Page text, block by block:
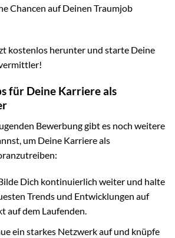
Chancen auf Deinen Traumjob
kostenlos herunter und starte Deine
für Deine Karriere als
Bewerbung gibt es noch weitere
um Deine Karriere als
Dich kontinuierlich weiter und halte
Trends und Entwicklungen auf
auf dem Laufenden.
ein starkes Netzwerk auf und knüpfe